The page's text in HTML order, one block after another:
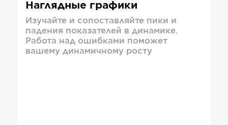
Наглядные графики
Изучайте и сопоставляйте пики и
падения показателей в динамике.
Работа над ошибками поможет
вашему динамичному росту